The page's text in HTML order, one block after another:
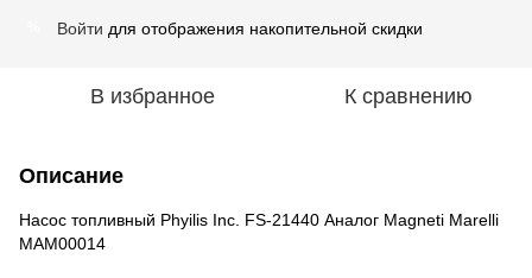
Войти для отображения накопительной скидки
В избранное К сравнению
Описание
Насос топливный Phyilis Inc. FS-21440 Аналог Magneti Marelli
MAM00014